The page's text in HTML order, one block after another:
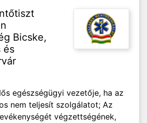
Bicske,
és
egészségügyi vezetője, ha az
nem teljesít szolgálatot; Az
végzettségének,